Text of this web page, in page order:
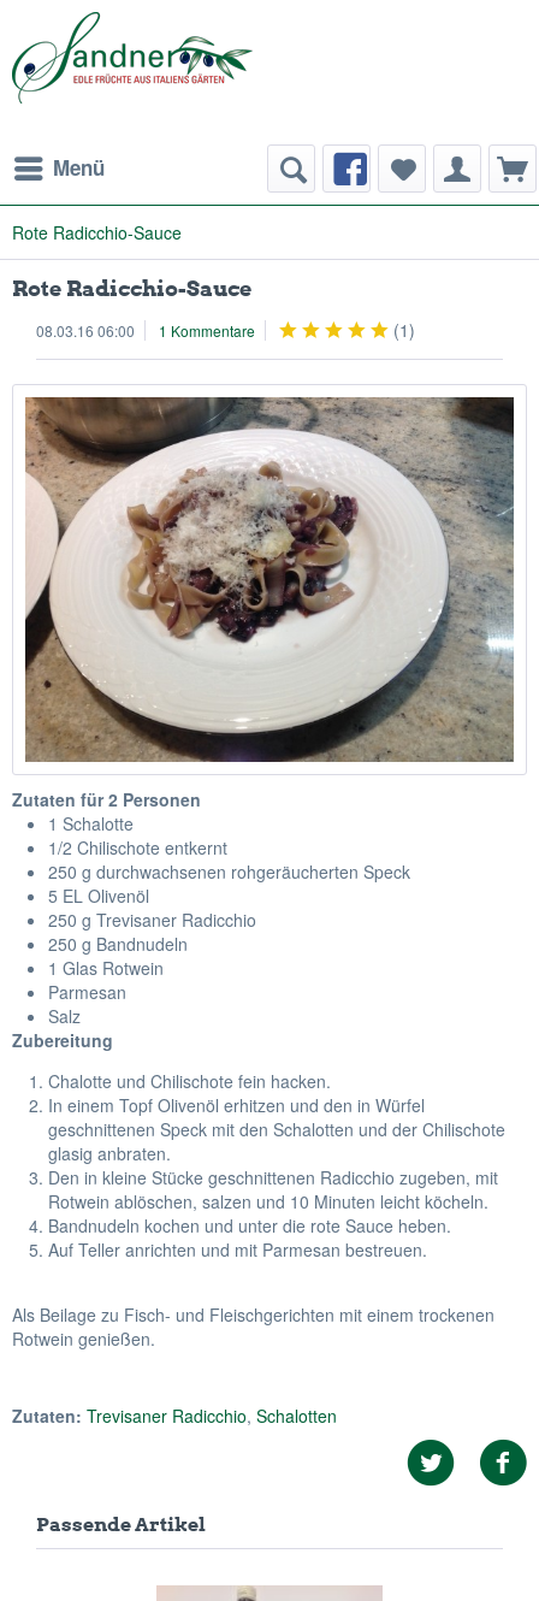
Menü
Rote Radicchio-Sauce
Rote Radicchio-Sauce
08.03.16 06:00 1 Kommentare (1)
Zutaten für 2 Personen
1 Schalotte
1/2 Chilischote entkernt
250 g durchwachsenen rohgeräucherten Speck
5 EL Olivenöl
250 g Trevisaner Radicchio
250 g Bandnudeln
1 Glas Rotwein
Parmesan
Salz
Zubereitung
Chalotte und Chilischote fein hacken.
In einem Topf Olivenöl erhitzen und den in Würfel
geschnittenen Speck mit den Schalotten und der Chilischote
glasig anbraten.
Den in kleine Stücke geschnittenen Radicchio zugeben, mit
Rotwein ablöschen, salzen und 10 Minuten leicht köcheln.
Bandnudeln kochen und unter die rote Sauce heben.
Auf Teller anrichten und mit Parmesan bestreuen.
Als Beilage zu Fisch- und Fleischgerichten mit einem trockenen
Rotwein genießen.
Zutaten: Trevisaner Radicchio, Schalotten
Passende Artikel